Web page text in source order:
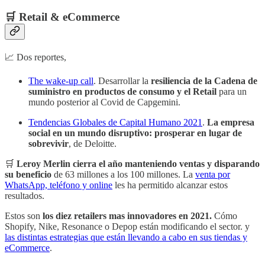
🛒 Retail & eCommerce
📈 Dos reportes,
The wake-up call. Desarrollar la resiliencia de la Cadena de
suministro en productos de consumo y el Retail para un
mundo posterior al Covid de Capgemini.
Tendencias Globales de Capital Humano 2021. La empresa
social en un mundo disruptivo: prosperar en lugar de
sobrevivir, de Deloitte.
🛒 Leroy Merlin cierra el año manteniendo ventas y disparando
su beneficio de 63 millones a los 100 millones. La venta por
WhatsApp, teléfono y online les ha permitido alcanzar estos
resultados.
Estos son los diez retailers mas innovadores en 2021. Cómo
Shopify, Nike, Resonance o Depop están modificando el sector. y
las distintas estrategias que están llevando a cabo en sus tiendas y
eCommerce.